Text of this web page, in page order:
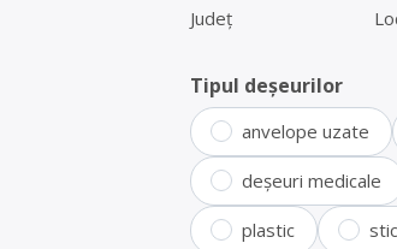
Județ
Tipul deșeurilor
anvelope uzate
deșeuri medicale
plastic